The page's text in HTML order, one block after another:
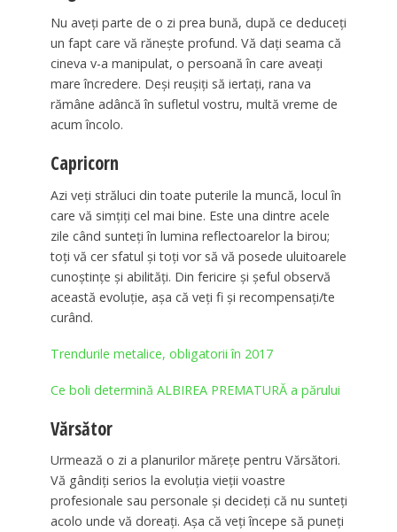
Nu aveţi parte de o zi prea bună, după ce deduceţi
un fapt care vă rănește profund. Vă daţi seama că
cineva v-a manipulat, o persoană în care aveaţi
mare încredere. Deși reuşiţi să iertaţi, rana va
rămâne adâncă în sufletul vostru, multă vreme de
acum încolo.
Capricorn
Azi veţi străluci din toate puterile la muncă, locul în
care vă simţiţi cel mai bine. Este una dintre acele
zile când sunteţi în lumina reflectoarelor la birou;
toți vă cer sfatul și toți vor să vă posede uluitoarele
cunoștințe și abilități. Din fericire și șeful observă
această evoluție, așa că veţi fi și recompensaţi/te
curând.
Trendurile metalice, obligatorii în 2017
Ce boli determină ALBIREA PREMATURĂ a părului
Vărsător
Urmează o zi a planurilor mărețe pentru Vărsători.
Vă gândiţi serios la evoluția vieții voastre
profesionale sau personale și decideţi că nu sunteţi
acolo unde vă doreaţi. Așa că veţi începe să puneţi